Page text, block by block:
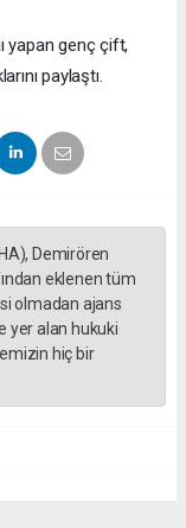
yapan genç çift,
paylaştı.
Demirören
eklenen tüm
olmadan ajans
yer alan hukuki
hiç bir